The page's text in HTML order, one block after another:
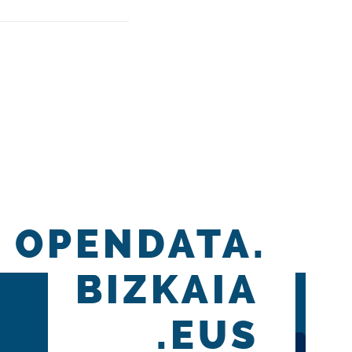
OPENDATA.
BIZKAIA
.EUS